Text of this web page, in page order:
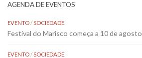
AGENDA DE EVENTOS
EVENTO/SOCIEDADE
Festival do Marisco começa a 10 de agosto
EVENTO/SOCIEDADE